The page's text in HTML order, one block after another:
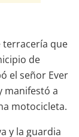
terracería que
de
el señor Ever
manifestó a
motocicleta.
y la guardia